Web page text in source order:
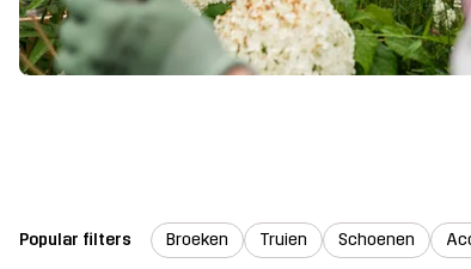
Popular filters Broeken Truien Schoenen